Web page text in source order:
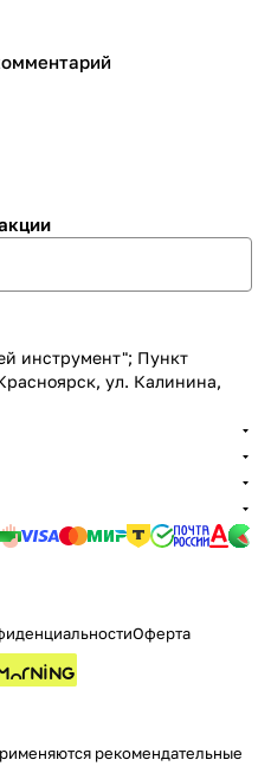
инструмент"; Пункт
ул. Калинина,
Оферта
рекомендательные